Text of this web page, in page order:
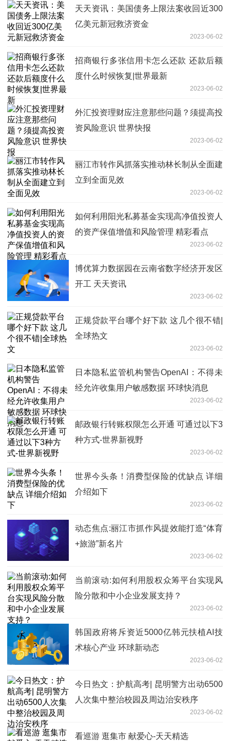
天天资讯：美国债务上限法案收回近300
亿美元新冠救济资金
2023-06-02
招商银行多张信用卡怎么还款 还款后额
度什么时候恢复|世界最新
2023-06-02
外汇投资理财应注意那些问题？须提高投
资风险意识 世界快报
2023-06-02
丽江市转作风抓落实推动林长制从全面建
立到全面见效
2023-06-02
如何利用阳光私募基金实现高净值投资人
的资产保值增值和风险管理 精彩看点
2023-06-02
博优算力数据园在云南省数字经济开发区
开工 天天资讯
2023-06-02
正规贷款平台哪个好下款 这几个很不错|
全球热文
2023-06-02
日本隐私监管机构警告OpenAI：不得未
经允许收集用户敏感数据 环球快消息
2023-06-02
邮政银行转账权限怎么开通 可通过以下3
种方式-世界新视野
2023-06-02
世界今头条！消费型保险的优缺点 详细
介绍如下
2023-06-02
动态焦点:丽江市抓作风提效能打造“体育
+旅游”新名片
2023-06-02
当前滚动:如何利用股权众筹平台实现风
险分散和中小企业发展支持？
2023-06-02
韩国政府将斥资近5000亿韩元扶植AI技
术核心产业 环球新动态
2023-06-02
今日热文：护航高考| 昆明警方出动6500
人次集中整治校园及周边治安秩序
2023-06-02
看巡游 逛集市 献爱心-天天精选